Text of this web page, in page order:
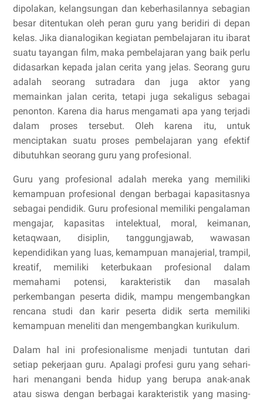
dipolakan, kelangsungan dan keberhasilannya sebagian
besar ditentukan oleh peran guru yang beridiri di depan
kelas. Jika dianalogikan kegiatan pembelajaran itu ibarat
suatu tayangan film, maka pembelajaran yang baik perlu
didasarkan kepada jalan cerita yang jelas. Seorang guru
adalah seorang sutradara dan juga aktor yang
memainkan jalan cerita, tetapi juga sekaligus sebagai
penonton. Karena dia harus mengamati apa yang terjadi
dalam proses tersebut. Oleh karena itu, untuk
menciptakan suatu proses pembelajaran yang efektif
dibutuhkan seorang guru yang profesional.
Guru yang profesional adalah mereka yang memiliki
kemampuan profesional dengan berbagai kapasitasnya
sebagai pendidik. Guru profesional memiliki pengalaman
mengajar, kapasitas intelektual, moral, keimanan,
ketaqwaan, disiplin, tanggungjawab, wawasan
kependidikan yang luas, kemampuan manajerial, trampil,
kreatif, memiliki keterbukaan profesional dalam
memahami potensi, karakteristik dan masalah
perkembangan peserta didik, mampu mengembangkan
rencana studi dan karir peserta didik serta memiliki
kemampuan meneliti dan mengembangkan kurikulum.
Dalam hal ini profesionalisme menjadi tuntutan dari
setiap pekerjaan guru. Apalagi profesi guru yang sehari-
hari menangani benda hidup yang berupa anak-anak
atau siswa dengan berbagai karakteristik yang masing-